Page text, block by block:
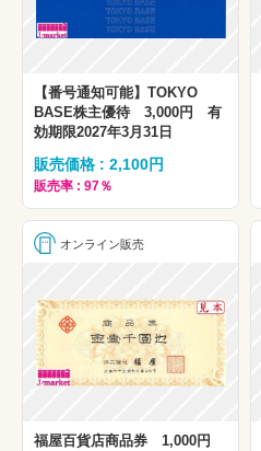
【番号通知可能】TOKYO
BASE株主優待 3,000円 有
効期限2027年3月31日
販売価格 : 2,100円
販売率 : 97％
オンライン販売
福屋百貨店商品券 1,000円